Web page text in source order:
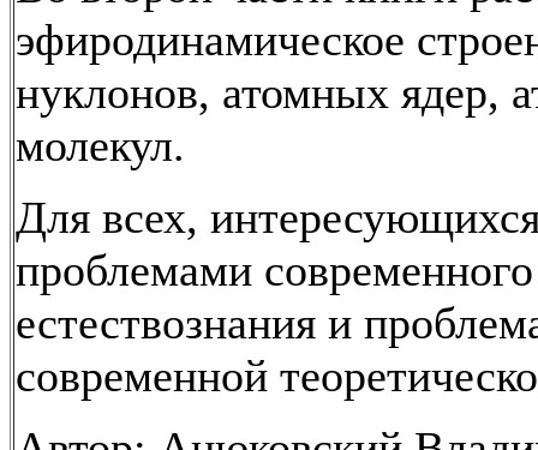
эфиродинамическое
нуклонов, атомных ядер,
молекул.
Для всех,
проблемами современного
естествознания и
современной